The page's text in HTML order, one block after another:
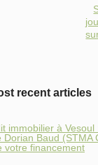
recent articles
immobilier à Vesoul
Dorian Baud (STMA
votre financement